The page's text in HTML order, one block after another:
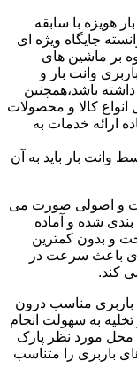
هویزه با سابقه
جایگاه ویژه ای
بر ماشین های
وانت بار و
باشد،همچنین
کالا و محصولات
ارائه خدمات به
بار باید به آن
و اصولی صورت می
شده و آماده
و بدون کمترین
باعث سرعت در
کند.
باربری مناسب درون
به سهولت انجام
محل مورد نظر پارک
باربری را متناسب